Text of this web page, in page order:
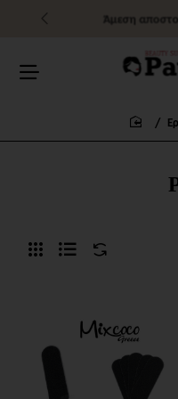
Άμεση